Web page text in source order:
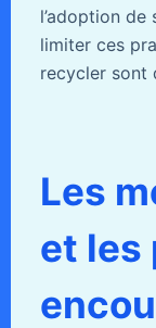
l’adoption
limiter ces
recycler sont
Les
et les